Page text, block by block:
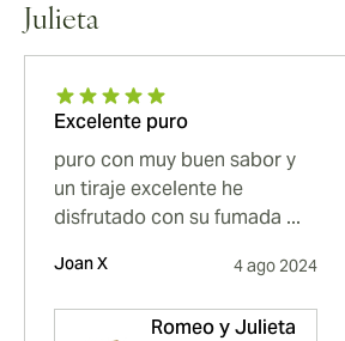
Julieta
Excelente puro
puro con muy buen sabor y
un tiraje excelente he
disfrutado con su fumada ...
Joan X 4 ago 2024
Romeo y Julieta